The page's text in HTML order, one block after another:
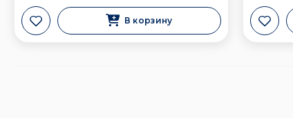
В корзину